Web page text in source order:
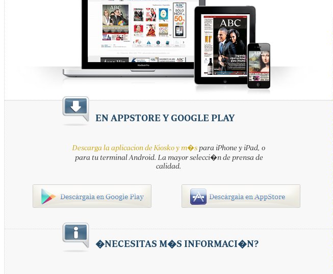
EN APPSTORE Y GOOGLE PLAY
Descarga la aplicacion de Kiosko y m�spara iPhone y iPad, o
para tu terminal Android. La mayor selecci�n de prensa de
calidad.
�NECESITAS M�S INFORMACI�N?